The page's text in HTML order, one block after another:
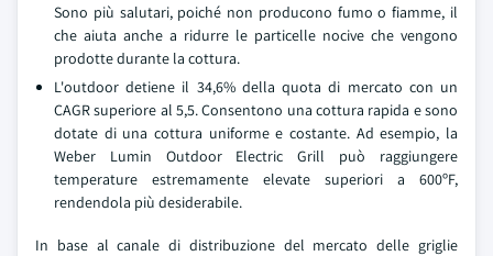
Sono più salutari, poiché non producono fumo o fiamme, il
che aiuta anche a ridurre le particelle nocive che vengono
prodotte durante la cottura.
L'outdoor detiene il 34,6% della quota di mercato con un
CAGR superiore al 5,5. Consentono una cottura rapida e sono
dotate di una cottura uniforme e costante. Ad esempio, la
Weber Lumin Outdoor Electric Grill può raggiungere
temperature estremamente elevate superiori a 600ºF,
rendendola più desiderabile.
In base al canale di distribuzione del mercato delle griglie